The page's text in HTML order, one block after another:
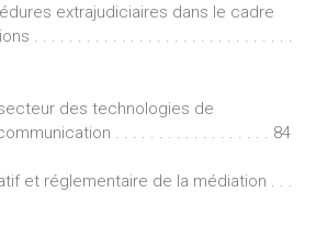
extrajudiciaires dans le cadre
. . . . . . . . . . . . . . . . . . . . . . . . . . . . . .
des technologies de
. . . . . . . . . . . . . . . . . . 84
et réglementaire de la médiation . . .